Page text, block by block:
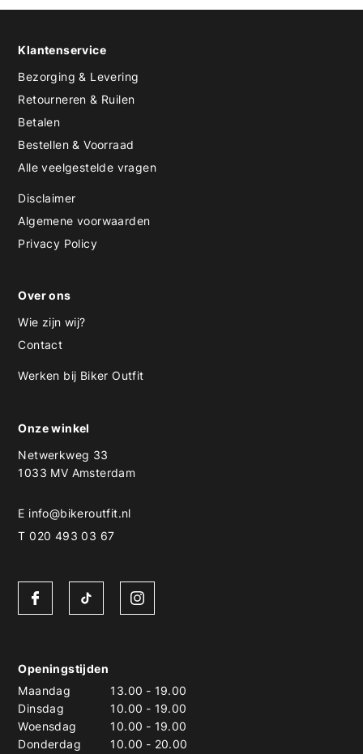
Klantenservice
Bezorging & Levering
Retourneren & Ruilen
Betalen
Bestellen & Voorraad
Alle veelgestelde vragen
Disclaimer
Algemene voorwaarden
Privacy Policy
Over ons
Wie zijn wij?
Contact
Werken bij Biker Outfit
Onze winkel
Netwerkweg 33
1033 MV Amsterdam
E info@bikeroutfit.nl
T 020 493 03 67
Openingstijden
Maandag
13.00 - 19.00
Dinsdag
10.00 - 19.00
Woensdag
10.00 - 19.00
Donderdag
10.00 - 20.00